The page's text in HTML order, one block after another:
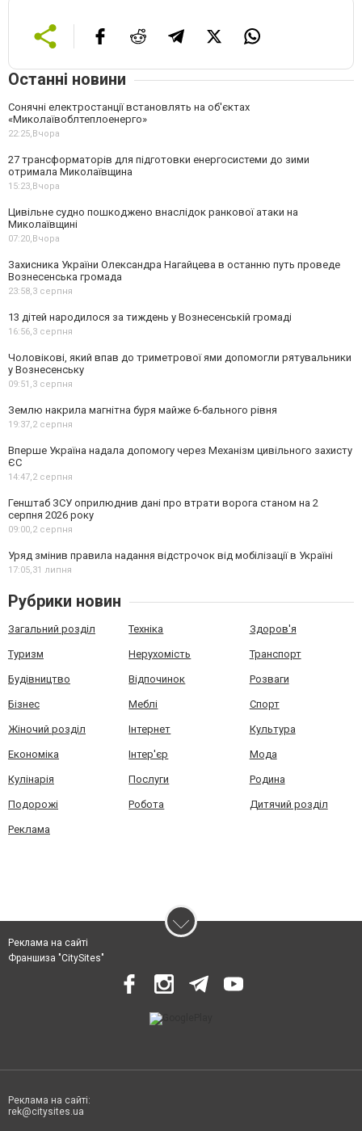
Останні новини
Сонячні електростанції встановлять на об'єктах
«Миколаївоблтеплоенерго»
22:25,Вчора
27 трансформаторів для підготовки енергосистеми до зими
отримала Миколаївщина
15:23,Вчора
Цивільне судно пошкоджено внаслідок ранкової атаки на
Миколаївщині
07:20,Вчора
Захисника України Олександра Нагайцева в останню путь проведе
Вознесенська громада
23:58,3 серпня
13 дітей народилося за тиждень у Вознесенській громаді
16:56,3 серпня
Чоловікові, який впав до триметрової ями допомогли рятувальники
у Вознесенську
09:51,3 серпня
Землю накрила магнітна буря майже 6-бального рівня
19:37,2 серпня
Вперше Україна надала допомогу через Механізм цивільного захисту
ЄС
14:47,2 серпня
Генштаб ЗСУ оприлюднив дані про втрати ворога станом на 2
серпня 2026 року
09:00,2 серпня
Уряд змінив правила надання відстрочок від мобілізації в Україні
17:05,31 липня
Рубрики новин
Загальний розділ Техніка Здоров'я
Туризм Нерухомість Транспорт
Будівництво Відпочинок Розваги
Бізнес Меблі Спорт
Жіночий розділ Інтернет Культура
Економіка Інтер'єр Мода
Кулінарія Послуги Родина
Подорожі Робота Дитячий розділ
Реклама
Реклама на сайті
Франшиза "CitySites"
Реклама на сайті:
rek@citysites.ua